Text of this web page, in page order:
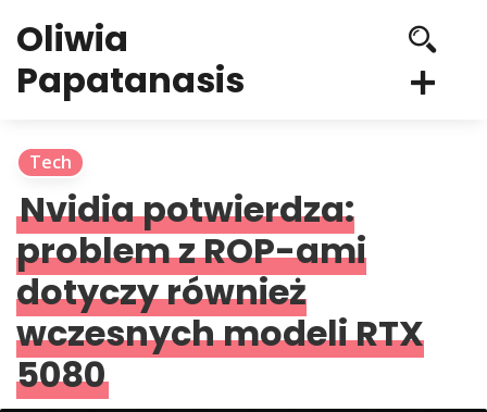
Oliwia
Papatanasis
Tech
Nvidia potwierdza:
problem z ROP-ami
dotyczy również
wczesnych modeli RTX
5080